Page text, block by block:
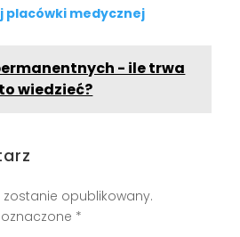
placówki medycznej
- ile trwa
wiedzieć?
opublikowany.
*